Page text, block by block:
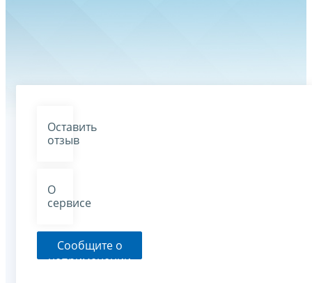
Оставить
отзыв
О
сервисе
Сообщите о
неприменении